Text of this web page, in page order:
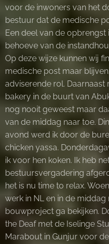
voor de inwoners van het
bestuur dat de medische
Een deel van de
behoeve van de
Op deze wijze kunnen wij
medische post maar
adviserende rol. Daarnaast
bakery in de buurt van
nog nooit geweest maar
van de middag naar toe.
avond werd ik door de
chicken yassa.
ik voor hen koken. Ik heb
bestuursvergadering
het is nu time to relax.
werk in NL en in de middag
bouwproject ga bekijken.
the Deaf met de Iselinge
Marabout in Gunjur voor